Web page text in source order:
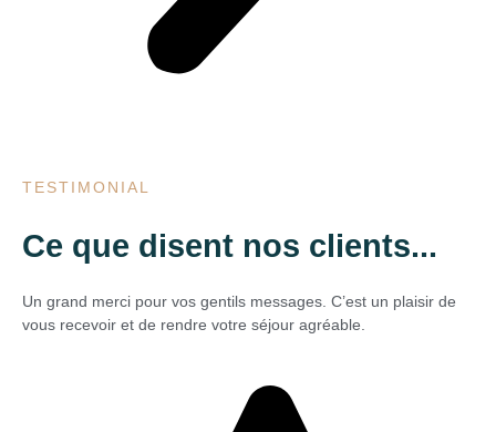
TESTIMONIAL
Ce que disent nos clients...
Un grand merci pour vos gentils messages. C’est un plaisir de
vous recevoir et de rendre votre séjour agréable.